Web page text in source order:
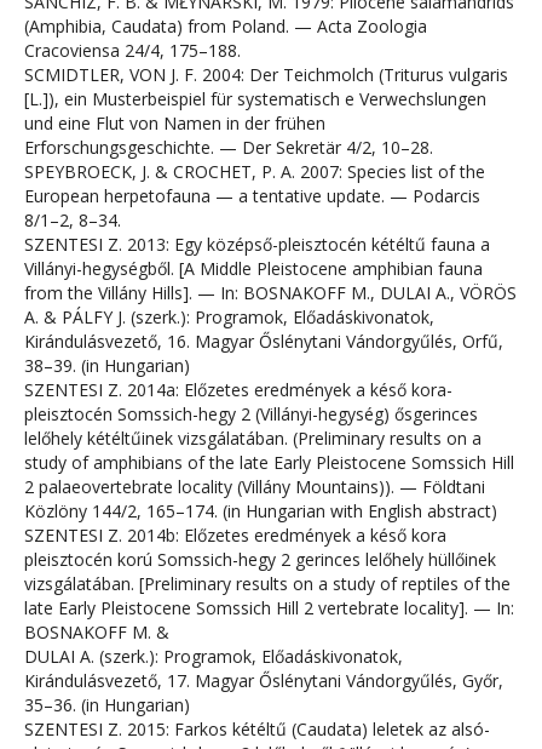
(Amphibia, Caudata) from Poland. — Acta Zoologia
Cracoviensa 24/4, 175–188.
SCMIDTLER, VON J. F. 2004: Der Teichmolch (Triturus vulgaris
[L.]), ein Musterbeispiel für systematisch e Verwechslungen
und eine Flut von Namen in der frühen
Erforschungsgeschichte. — Der Sekretär 4/2, 10–28.
SPEYBROECK, J. & CROCHET, P. A. 2007: Species list of the
European herpetofauna — a tentative update. — Podarcis
8/1–2, 8–34.
SZENTESI Z. 2013: Egy középső-pleisztocén kétéltű fauna a
Villányi-hegységből. [A Middle Pleistocene amphibian fauna
from the Villány Hills]. — In: BOSNAKOFF M., DULAI A., VÖRÖS
A. & PÁLFY J. (szerk.): Programok, Előadáskivonatok,
Kirándulásvezető, 16. Magyar Őslénytani Vándorgyűlés, Orfű,
38–39. (in Hungarian)
SZENTESI Z. 2014a: Előzetes eredmények a késő kora-
pleisztocén Somssich-hegy 2 (Villányi-hegység) ősgerinces
lelőhely kétéltűinek vizsgálatában. (Preliminary results on a
study of amphibians of the late Early Pleistocene Somssich Hill
2 palaeovertebrate locality (Villány Mountains)). — Földtani
Közlöny 144/2, 165–174. (in Hungarian with English abstract)
SZENTESI Z. 2014b: Előzetes eredmények a késő kora
pleisztocén korú Somssich-hegy 2 gerinces lelőhely hüllőinek
vizsgálatában. [Preliminary results on a study of reptiles of the
late Early Pleistocene Somssich Hill 2 vertebrate locality]. — In:
BOSNAKOFF M. &
DULAI A. (szerk.): Programok, Előadáskivonatok,
Kirándulásvezető, 17. Magyar Őslénytani Vándorgyűlés, Győr,
35–36. (in Hungarian)
SZENTESI Z. 2015: Farkos kétéltű (Caudata) leletek az alsó-